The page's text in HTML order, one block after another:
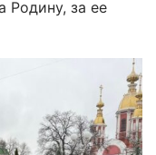
Родину, за ее